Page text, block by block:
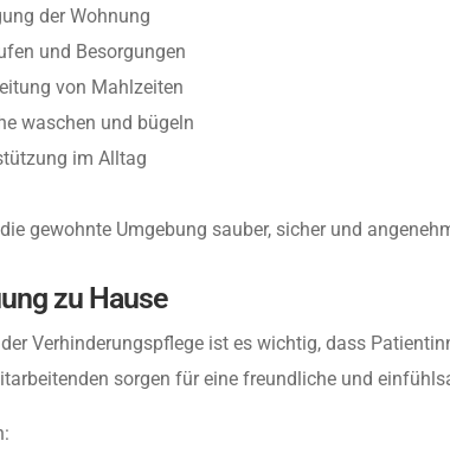
der Wohnung
und Besorgungen
von Mahlzeiten
waschen und bügeln
im Alltag
gewohnte Umgebung sauber, sicher und
zu Hause
Verhinderungspflege ist es wichtig, dass
sorgen für eine freundliche und